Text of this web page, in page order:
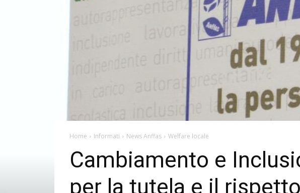
Home Informati News Anffas Welfare locale
Cambiamento e
per la tutela e il